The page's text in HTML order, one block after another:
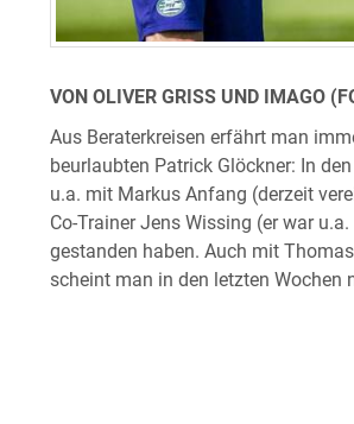
VON OLIVER GRISS UND IMAGO
Aus Beraterkreisen erfährt man
beurlaubten Patrick Glöckner: In
u.a. mit Markus Anfang (derzeit
Co-Trainer Jens Wissing (er war
gestanden haben. Auch mit
scheint man in den letzten Wochen